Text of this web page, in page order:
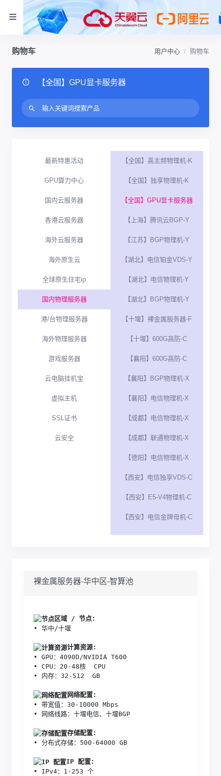
购物车 用户中心 购物车
【全国】GPU显卡服务器
最新特惠活动
GPU算力中心
国内云服务器
香港云服务器
海外云服务器
海外原生云
全球原生住宅ip
国内物理服务器
港/台物理服务器
海外物理服务器
游戏服务器
云电脑挂机宝
虚拟主机
SSL证书
云安全
【全国】高主频物理机-K
【全国】独享物理机-K
【全国】GPU显卡服务器
【上海】腾讯云BGP-Y
【江苏】BGP物理机-Y
【湖北】电信铂金VDS-Y
【湖北】电信物理机-Y
【湖北】BGP物理机-Y
【十堰】裸金属服务器-F
【十堰】600G高防-C
【襄阳】600G高防-C
【襄阳】BGP物理机-X
【襄阳】电信物理机-X
【成都】电信物理机-X
【成都】联通物理机-X
【德阳】电信物理机-X
【西安】电信独享VDS-C
【西安】E5-V4物理机-C
【西安】电信金牌母机-C
裸金属服务器-华中区-智算池
区域 / 节点:
• 华中/十堰
计算资源:
• GPU：4090D/NVIDIA T600
• CPU：20-48核  CPU
• 内存：32-512  GB
网络配置:
• 带宽值：30-10000 Mbps
• 网络线路：十堰电信、十堰BGP
存储配置:
• 分布式存储：500-64000 GB
IP 配置:
• IPv4：1-253 个